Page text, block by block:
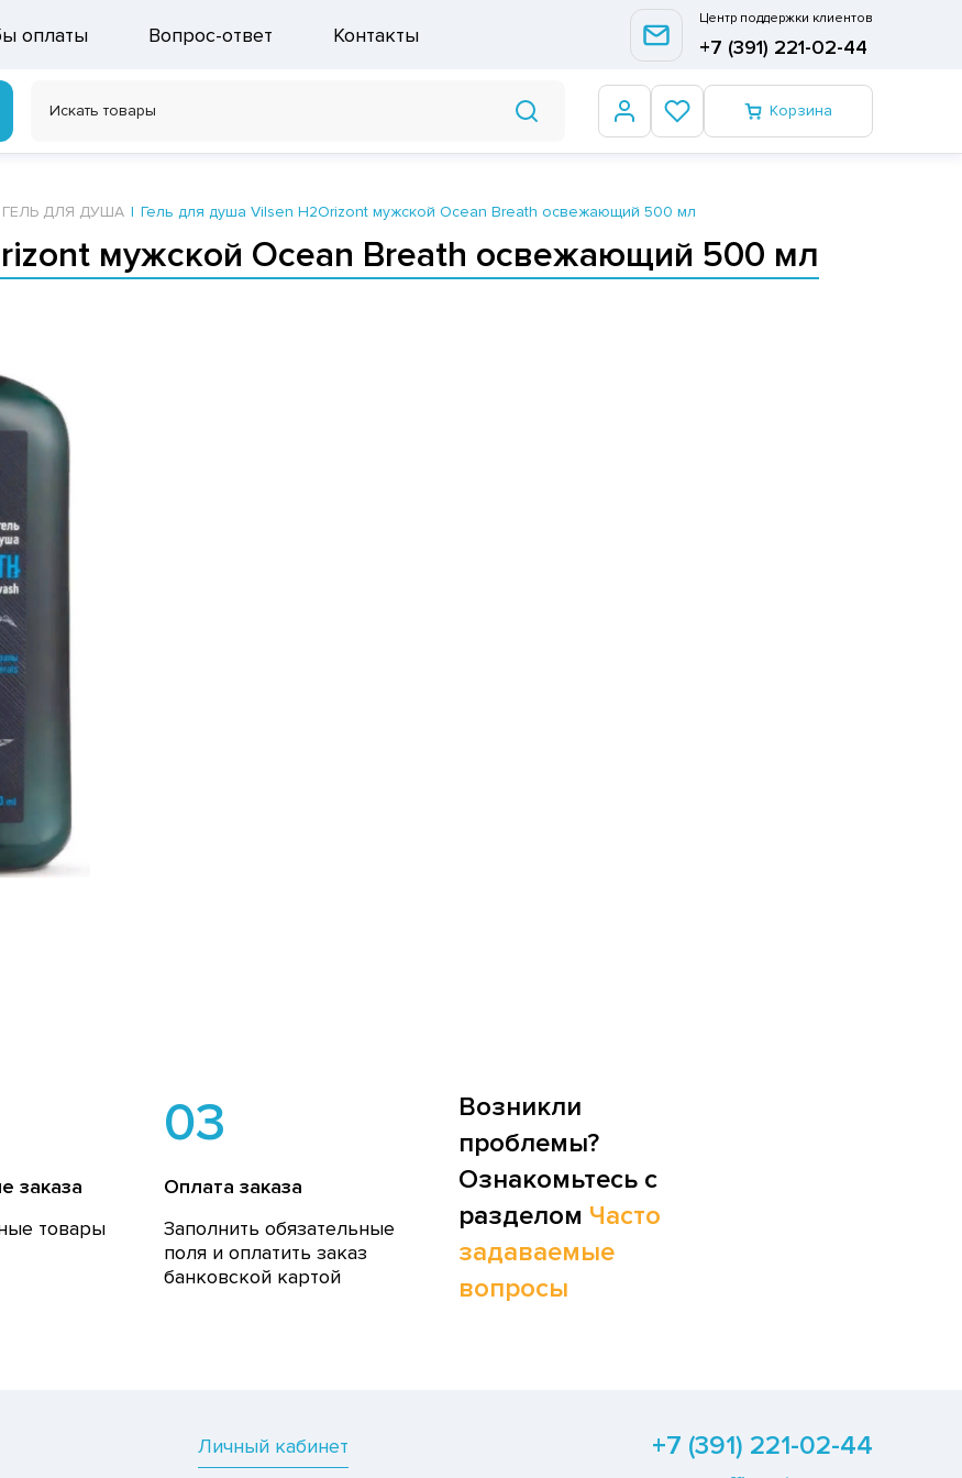
оплаты Вопрос-ответ Контакты
Центр поддержки клиентов
+7 (391) 221-02-44
Корзина
ГЕЛЬ ДЛЯ ДУША Гель для душа Vilsen H2Orizont мужской Ocean Breath освежающий 500 мл
мужской Ocean Breath освежающий 500 мл
заказа
товары
03
Оплата заказа
Заполнить обязательные
поля и оплатить заказ
банковской картой
Возникли
проблемы?
Ознакомьтесь с
разделом Часто
задаваемые
вопросы
Личный кабинет +7 (391) 221-02-44